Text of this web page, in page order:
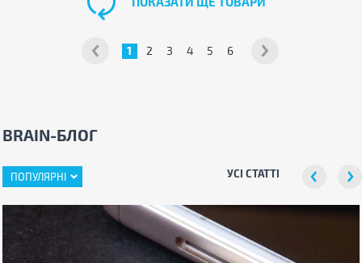
1 2 3 4 5 6
BRAIN-БЛОГ
ПОПУЛЯРНІ УСІ СТАТТІ